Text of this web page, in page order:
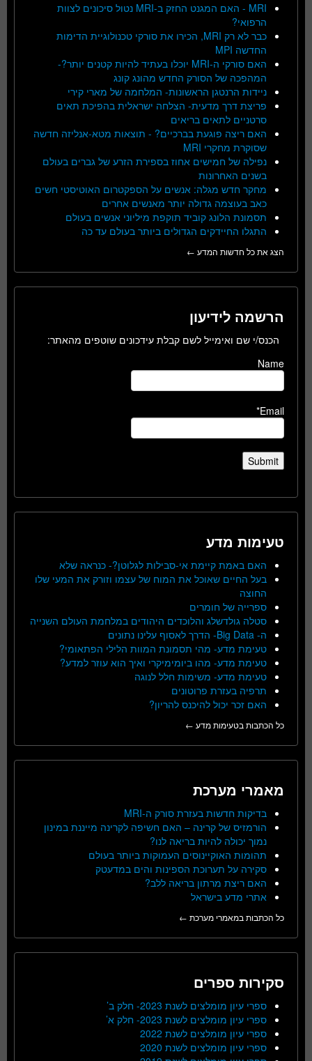
MRI - האם המגנט החזק ב-MRI נטול סיכונים לצוות
הרפואי?
כבר לא רק MRI, הכירו את סורקי טכנולוגיית הדימות
החדשה MPI
האם סורקי ה-MRI יוכלו בעתיד להיות קטנים יותר?-
המהפכה של הסורק החדש מהונג קונג
ניידות הרנטגן הראשונות- המלחמה של מארי קירי
פריצת דרך מדעית- הצלחה ישראלית בהפיכת תאים
סרטניים לתאים בריאים
האם ריצה פוגעת בברכיים? - תוצאות מטא-אנליזה חדשה
שסוקרת מחקרי MRI
נפילה של חמישים אחוז בספירת הזרע של גברים בעולם
בשנים האחרונות
מחקר חדש מגלה: אנשים על הספקטרום האוטיסטי חשים
כאב בעוצמה גדולה יותר מאנשים אחרים
תסמונת הלונג קוביד תוקפת מיליוני אנשים בעולם
התגלו החיידקים הגדולים ביותר בעולם עד כה
הצג את כל חדשות המדע ←
הרשמה לידיעון
הכנס/י שם ואימייל לשם קבלת עידכונים שוטפים מהאתר:
Name
Email*
טעימות מדע
האם באמת קיימת אי-סבילות לגלוטן?- כנראה שלא
בעל החיים שאוכל את המוח של עצמו וזורק את המעי שלו
החוצה
ספרייה של חומרים
סטלה גולדשלג והלוכדים היהודים במלחמת העולם השנייה
ה- Big Data- הדרך לאסוף עלינו נתונים
טעימת מדע- מהי תסמונת המוות הלילי הפתאומי?
טעימת מדע- מהו ביומימיקרי ואיך הוא עוזר למדע?
טעימת מדע- משימות חלל לנוגה
תרפיה בעזרת פרוטונים
האם זכר יכול להיכנס להריון?
כל הכתבות בטעימות מדע ←
מאמרי מערכת
בדיקות חדשות בעזרת סורק ה-MRI
הורמזיס של קרינה – האם חשיפה לקרינה מייננת במינון
נמוך יכולה להיות בריאה לנו?
תהומות האוקיינוסים העמוקות ביותר בעולם
סקירה על תערוכת הספינות והים במדעטק
האם ריצת מרתון בריאה ללב?
אתרי מדע בישראל
כל הכתבות במאמרי מערכת ←
סקירות ספרים
ספרי עיון מומלצים לשנת 2023- חלק ב’
ספרי עיון מומלצים לשנת 2023- חלק א’
ספרי עיון מומלצים לשנת 2022
ספרי עיון מומלצים לשנת 2020